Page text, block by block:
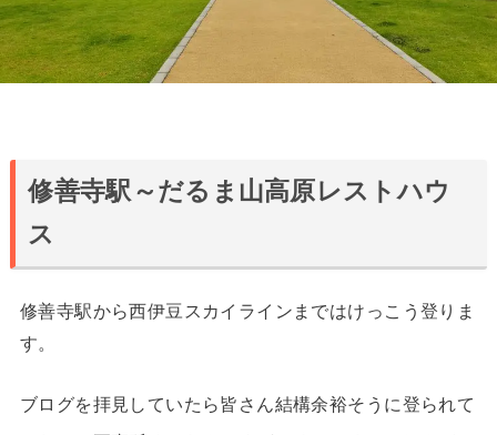
修善寺駅～だるま山高原レストハウ
ス
修善寺駅から西伊豆スカイラインまではけっこう登りま
す。
ブログを拝見していたら皆さん結構余裕そうに登られて